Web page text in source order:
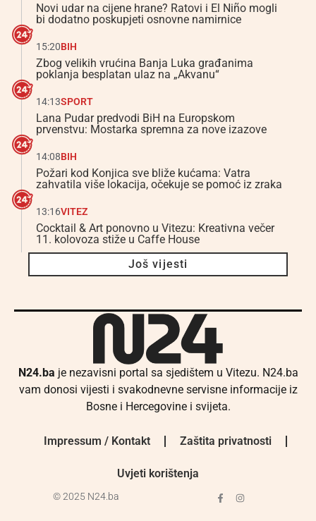
Novi udar na cijene hrane? Ratovi i El Niño mogli
bi dodatno poskupjeti osnovne namirnice
15:20BIH
Zbog velikih vrućina Banja Luka građanima
poklanja besplatan ulaz na „Akvanu“
14:13SPORT
Lana Pudar predvodi BiH na Europskom
prvenstvu: Mostarka spremna za nove izazove
14:08BIH
Požari kod Konjica sve bliže kućama: Vatra
zahvatila više lokacija, očekuje se pomoć iz zraka
13:16VITEZ
Cocktail & Art ponovno u Vitezu: Kreativna večer
11. kolovoza stiže u Caffe House
Još vijesti
N24.ba je nezavisni portal sa sjedištem u Vitezu. N24.ba
vam donosi vijesti i svakodnevne servisne informacije iz
Bosne i Hercegovine i svijeta.
Impressum / Kontakt Zaštita privatnosti
Uvjeti korištenja
© 2025 N24.ba